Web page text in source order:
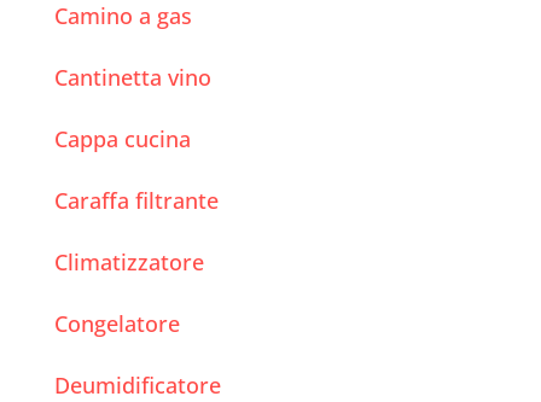
Camino a gas
Cantinetta vino
Cappa cucina
Caraffa filtrante
Climatizzatore
Congelatore
Deumidificatore